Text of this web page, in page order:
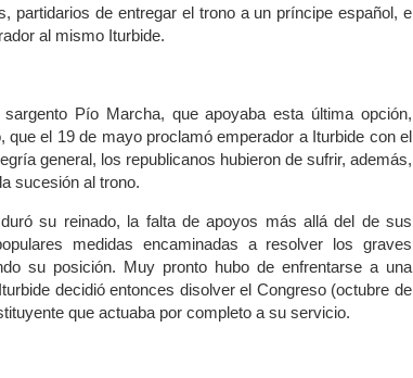
partidarios de entregar el trono a un príncipe español, e
al mismo Iturbide.
Pío Marcha, que apoyaba esta última opción,
que el 19 de mayo proclamó emperador a Iturbide con el
general, los republicanos hubieron de sufrir, además,
sucesión al trono.
su reinado, la falta de apoyos más allá del de sus
medidas encaminadas a resolver los graves
su posición. Muy pronto hubo de enfrentarse a una
decidió entonces disolver el Congreso (octubre de
que actuaba por completo a su servicio.